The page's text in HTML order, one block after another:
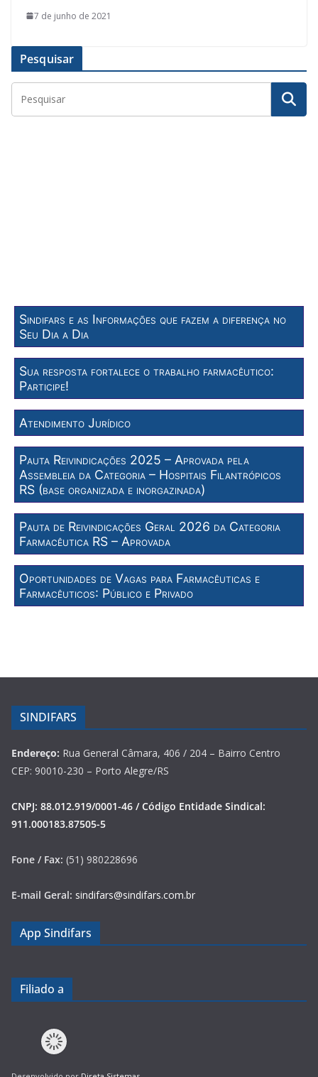
7 de junho de 2021
Pesquisar
Sindifars e as Informações que fazem a diferença no
Seu Dia a Dia
Sua resposta fortalece o trabalho farmacêutico:
Participe!
Atendimento Jurídico
Pauta Reivindicações 2025 – Aprovada pela
Assembleia da Categoria – Hospitais Filantrópicos
RS (base organizada e inorgazinada)
Pauta de Reivindicações Geral 2026 da Categoria
Farmacêutica RS – Aprovada
Oportunidades de Vagas para Farmacêuticas e
Farmacêuticos: Público e Privado
SINDIFARS
Endereço: Rua General Câmara, 406 / 204 – Bairro Centro
CEP: 90010-230 – Porto Alegre/RS
CNPJ: 88.012.919/0001-46 / Código Entidade Sindical:
911.000183.87505-5
Fone / Fax: (51) 980228696
E-mail Geral: sindifars@sindifars.com.br
App Sindifars
Filiado a